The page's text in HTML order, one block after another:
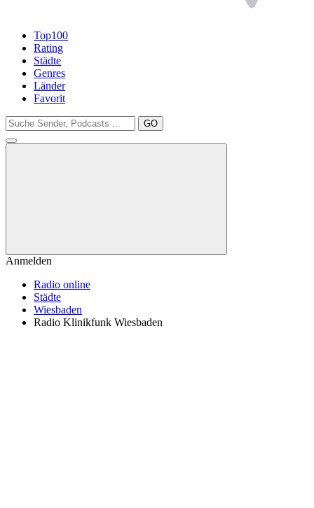
Top100
Rating
Städte
Genres
Länder
Favorit
GO
Anmelden
Radio online
Städte
Wiesbaden
Radio Klinikfunk Wiesbaden